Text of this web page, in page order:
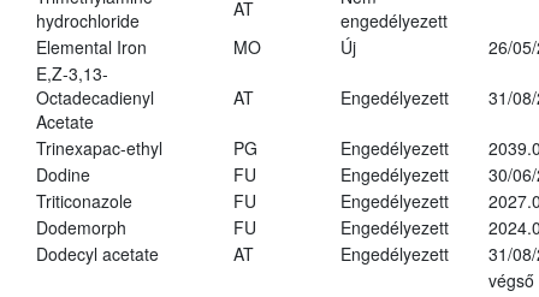
hydrochloride
AT
engedélyezett
Elemental Iron
MO Új
26/
E,Z-3,13-
Octadecadienyl
Acetate
AT Engedélyezett 31/
Trinexapac-ethyl PG Engedélyezett
Dodine
FU Engedélyezett
30/
Triticonazole
FU Engedélyezett
Dodemorph
FU Engedélyezett
Dodecyl acetate
AT Engedélyezett 31/
végső